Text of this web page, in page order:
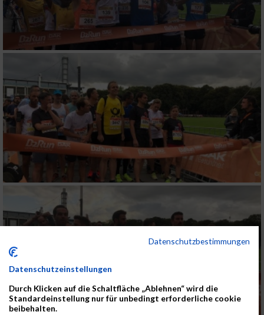
Datenschutzbestimmungen
Datenschutzeinstellungen
Durch Klicken auf die Schaltfläche „Ablehnen“ wird die
Standardeinstellung nur für unbedingt erforderliche cookie
beibehalten.